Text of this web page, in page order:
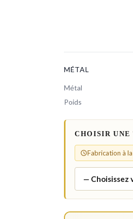
MÉTAL
Métal
Poids
CHOISIR
Fabrication à